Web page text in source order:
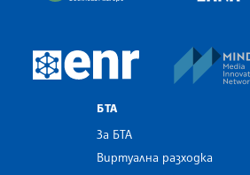
European Newsroom
БТА
За БТА
Виртуална разходка